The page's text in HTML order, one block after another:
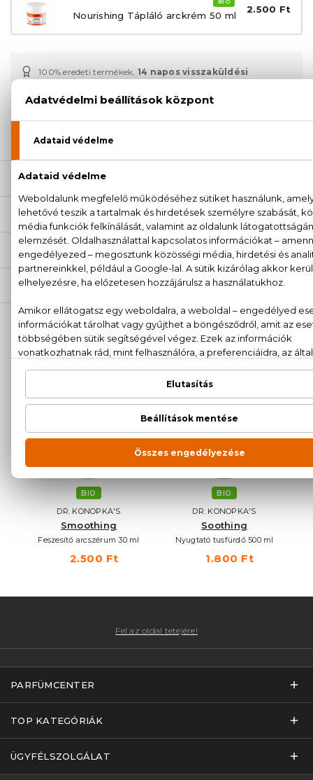
BIO
Nourishing Tápláló arckrém 50 ml
2.500 Ft
100% eredeti termékek, 14 napos visszaküldési
Kérdésed van, elakadtál? Hívd ügyfélszolgálatunkat:
20 779 1924
LEÍRÁS
ÉRTÉKELÉSEK (0)
SZÁLLÍTÁS
NEKED AJÁNLJUK
BIO
DR. KONOPKA'S
Smoothing
Feszesítő arcszérum 30 ml
2.500 Ft
BIO
DR. KONOPKA'S
Soothing
Nyugtató tusfürdő 500 ml
1.800 Ft
Fel az oldal tetejére!
PARFÜMCENTER
TOP KATEGÓRIÁK
ÜGYFÉLSZOLGÁLAT